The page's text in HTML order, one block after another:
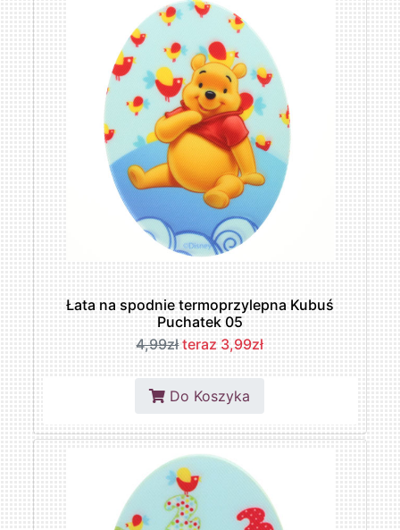
Łata na spodnie termoprzylepna Kubuś
Puchatek 05
4,99zł teraz 3,99zł
Do Koszyka